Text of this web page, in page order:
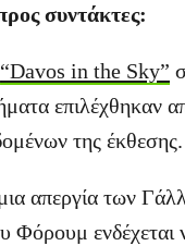
συντάκτες:
“Davos in the Sky”
επιλέχθηκαν
της έκθεσης.
απεργία των
Φόρουμ ενδέχεται